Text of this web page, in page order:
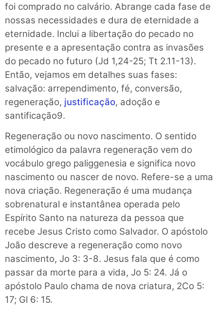
foi comprado no calvário. Abrange cada fase de
nossas necessidades e dura de eternidade a
eternidade. Inclui a libertação do pecado no
presente e a apresentação contra as invasões
do pecado no futuro (Jd 1,24-25; Tt 2.11-13).
Então, vejamos em detalhes suas fases:
salvação: arrependimento, fé, conversão,
regeneração, justificação, adoção e
santificação9.
Regeneração ou novo nascimento. O sentido
etimológico da palavra regeneração vem do
vocábulo grego paliggenesia e significa novo
nascimento ou nascer de novo. Refere-se a uma
nova criação. Regeneração é uma mudança
sobrenatural e instantânea operada pelo
Espírito Santo na natureza da pessoa que
recebe Jesus Cristo como Salvador. O apóstolo
João descreve a regeneração como novo
nascimento, Jo 3: 3-8. Jesus fala que é como
passar da morte para a vida, Jo 5: 24. Já o
apóstolo Paulo chama de nova criatura, 2Co 5:
17; Gl 6: 15.